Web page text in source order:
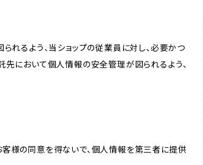
れるよう、当ショップの従業員に対し、必要かつ
先において個人情報の安全管理が図られるよう、
様の同意を得ないで、個人情報を第三者に提供